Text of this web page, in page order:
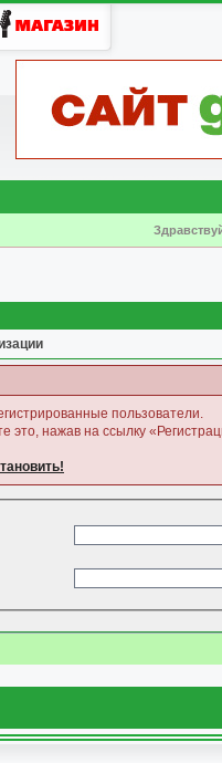
пользователи.
это, нажав на ссылку